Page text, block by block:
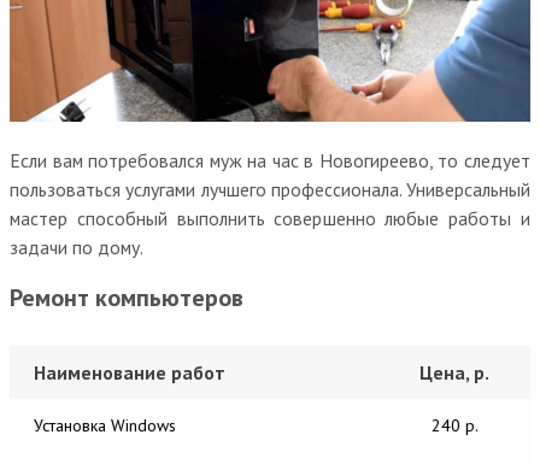
Если вам потребовался муж на час в Новогиреево, то следует
пользоваться услугами лучшего профессионала. Универсальный
мастер способный выполнить совершенно любые работы и
задачи по дому.
Ремонт компьютеров
Наименование работ Цена, р.
Установка Windows 240 р.